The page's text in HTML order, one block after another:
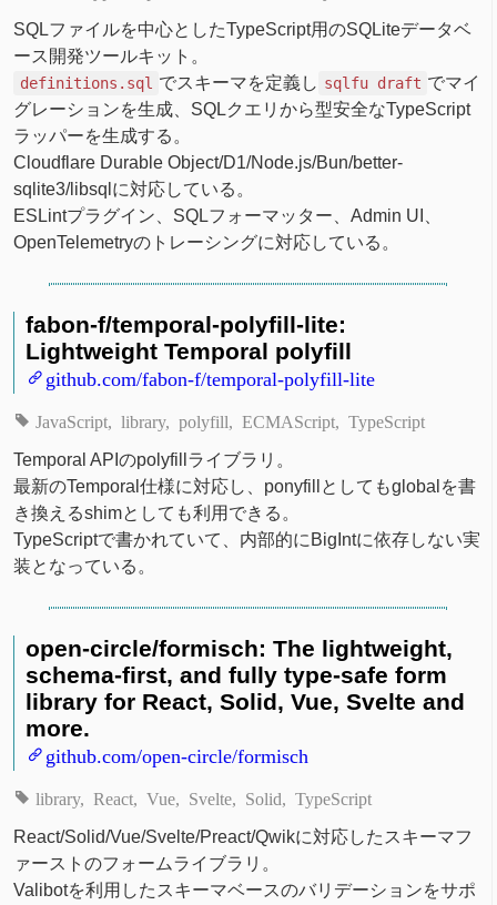
SQLファイルを中心としたTypeScript用のSQLiteデータベ
ース開発ツールキット。
definitions.sql でスキーマを定義し sqlfu draft でマイ
グレーションを生成、SQLクエリから型安全なTypeScript
ラッパーを生成する。
Cloudflare Durable Object/D1/Node.js/Bun/better-
sqlite3/libsqlに対応している。
ESLintプラグイン、SQLフォーマッター、Admin UI、
OpenTelemetryのトレーシングに対応している。
fabon-f/temporal-polyfill-lite:
Lightweight Temporal polyfill
github.com/fabon-f/temporal-polyfill-lite
JavaScript library polyfill ECMAScript TypeScript
Temporal APIのpolyfillライブラリ。
最新のTemporal仕様に対応し、ponyfillとしてもglobalを書
き換えるshimとしても利用できる。
TypeScriptで書かれていて、内部的にBigIntに依存しない実
装となっている。
open-circle/formisch: The lightweight,
schema-first, and fully type-safe form
library for React, Solid, Vue, Svelte and
more.
github.com/open-circle/formisch
library React Vue Svelte Solid TypeScript
React/Solid/Vue/Svelte/Preact/Qwikに対応したスキーマフ
ァーストのフォームライブラリ。
Valibotを利用したスキーマベースのバリデーションをサポ